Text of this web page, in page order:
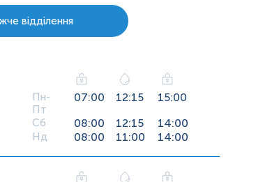
відділення
Пн-
Пт
07:00 12:15 15:00
Сб 08:00 12:15 14:00
Нд 08:00 11:00 14:00